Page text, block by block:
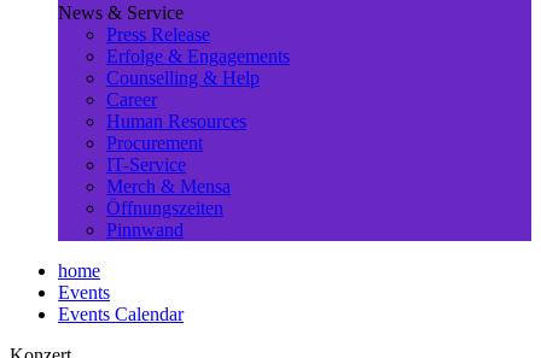
News & Service
Press Release
Erfolge & Engagements
Counselling & Help
Career
Human Resources
Procurement
IT-Service
Merch & Mensa
Öffnungszeiten
Pinnwand
home
Events
Events Calendar